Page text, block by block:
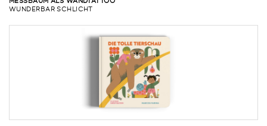
MESSBAUM ALS WANDTATTOO
WUNDERBAR SCHLICHT